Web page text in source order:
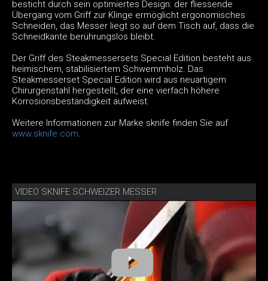
besticht durch sein optimiertes Design: der fliessende
Übergang vom Griff zur Klinge ermöglicht ergonomisches
Schneiden, das Messer liegt so auf dem Tisch auf, dass die
Schneidkante berührungslos bleibt.
Der Griff des Steakmessersets Special Edition besteht aus
heimischem, stabilisiertem Schwemmholz. Das
Steakmesserset Special Edition wird aus neuartigem
Chirurgenstahl hergestellt, der eine vierfach höhere
Korrosionsbeständigkeit aufweist.
Weitere Informationen zur Marke sknife finden Sie auf
www.sknife.com.
VIDEO SKNIFE SCHWEIZER MESSER